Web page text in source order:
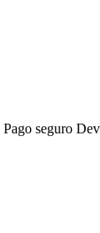
Pago seguro